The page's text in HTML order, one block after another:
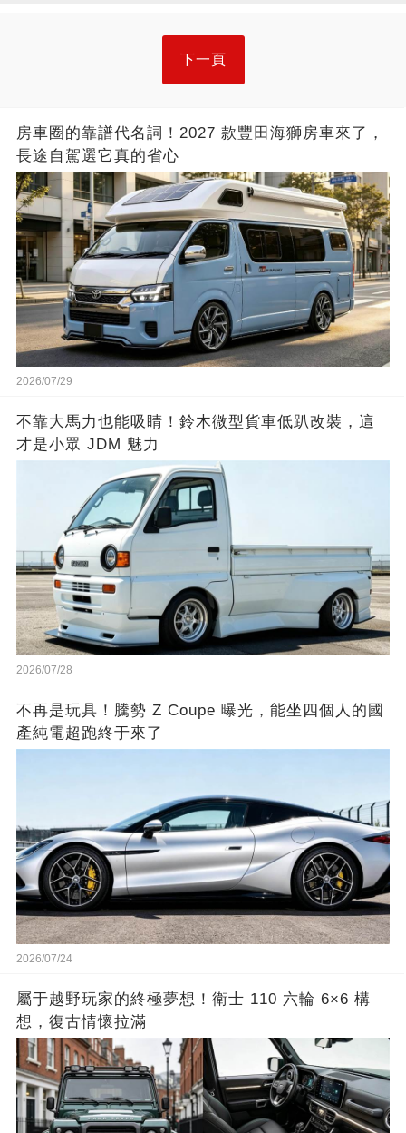
下一頁
房車圈的靠譜代名詞！2027 款豐田海獅房車來了，
長途自駕選它真的省心
2026/07/29
不靠大馬力也能吸睛！鈴木微型貨車低趴改裝，這
才是小眾 JDM 魅力
2026/07/28
不再是玩具！騰勢 Z Coupe 曝光，能坐四個人的國
產純電超跑終于來了
2026/07/24
屬于越野玩家的終極夢想！衛士 110 六輪 6×6 構
想，復古情懷拉滿